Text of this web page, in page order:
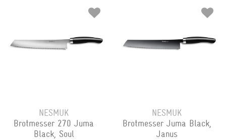
NESMUK
Brotmesser 270 Juma
Black, Soul
NESMUK
Brotmesser Juma Black,
Janus